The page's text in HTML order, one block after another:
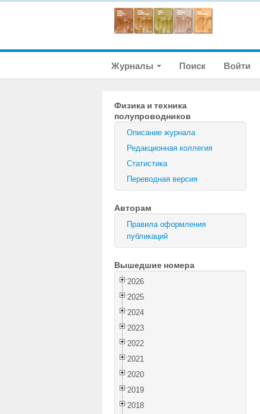
Журналы Поиск Войти
Физика и техника
полупроводников
Описание журнала
Редакционная коллегия
Статистика
Переводная версия
Авторам
Правила оформления
публикаций
Вышедшие номера
2026
2025
2024
2023
2022
2021
2020
2019
2018